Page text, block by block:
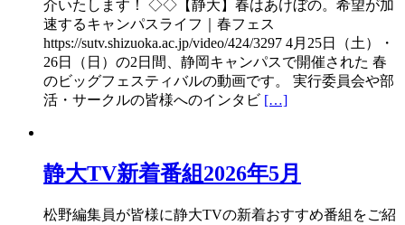
介いたします！ ◇◇【静大】春はあけぼの。希望が加
速するキャンパスライフ｜春フェス
https://sutv.shizuoka.ac.jp/video/424/3297 4月25日（土）・
26日（日）の2日間、静岡キャンパスで開催された 春
のビッグフェスティバルの動画です。 実行委員会や部
活・サークルの皆様へのインタビ […]
静大TV新着番組2026年5月
松野編集員が皆様に静大TVの新着おすすめ番組をご紹